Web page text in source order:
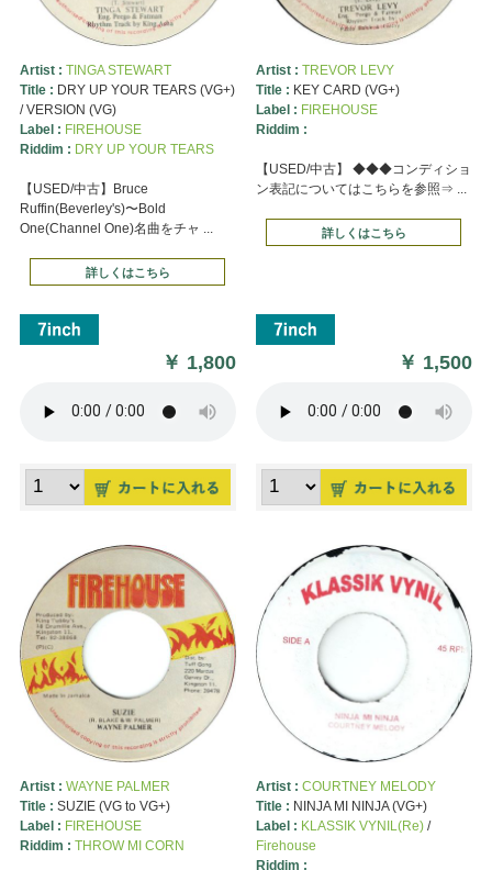
Artist : TINGA STEWART
Title : DRY UP YOUR TEARS (VG+)
/ VERSION (VG)
Label : FIREHOUSE
Riddim : DRY UP YOUR TEARS
【USED/中古】Bruce
Ruffin(Beverley's)〜Bold
One(Channel One)名曲をチャ ...
詳しくはこちら
￥ 1,800
Artist : TREVOR LEVY
Title : KEY CARD (VG+)
Label : FIREHOUSE
Riddim :
【USED/中古】 ◆◆◆コンディショ
ン表記についてはこちらを参照⇒ ...
詳しくはこちら
￥ 1,500
Artist : WAYNE PALMER
Title : SUZIE (VG to VG+)
Label : FIREHOUSE
Riddim : THROW MI CORN
Artist : COURTNEY MELODY
Title : NINJA MI NINJA (VG+)
Label : KLASSIK VYNIL(Re)/
Firehouse
Riddim :